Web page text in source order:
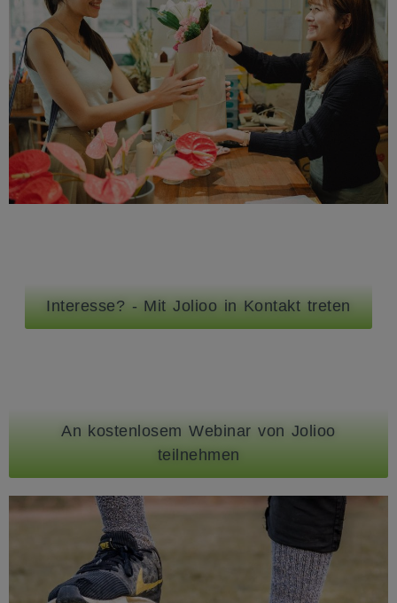
Interesse? - Mit Jolioo in Kontakt treten
An kostenlosem Webinar von Jolioo
teilnehmen